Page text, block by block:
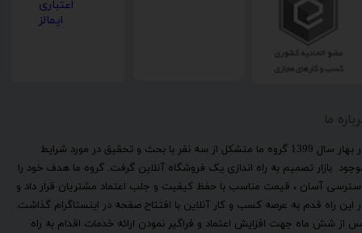
ما
​در بهار سال 1399 گروه ما متشکل از سه نفر با بحث و تحقیق در مورد شرایط
بازار تصمیم به راه اندازی یک فروشگاه آنلاین گرفت. گروه ما هدف خود را
آسان ، قیمت مناسب با حفظ کیفیت و جلب اعتماد مشتریان قرار داد و
این راه قدم به عرصه کسب و کار آنلاین با افتتاح صفحه در اینستاگرام گذاشت.
از شش ماه جهت افزایش اعتماد و فراگیر نمودن ارائه خدمات اقدام به راه